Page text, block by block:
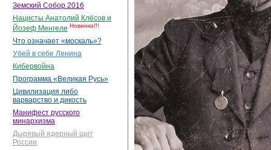
Земский Собор 2016
Нацисты Анатолий Клёсов и
Йозеф Менгеле Новинка!!!
Что означает «москаль»?
Убей в себе Ленина
Кибервойна
Программа «Великая Русь»
Цивилизация либо
варварство и дикость
Манифест русского
минархизма
Дырявый ядерный щит
России